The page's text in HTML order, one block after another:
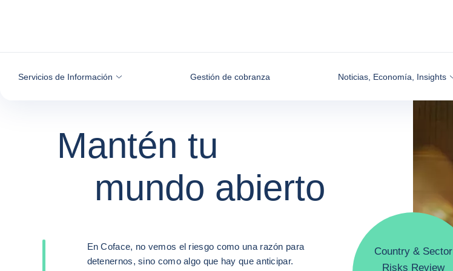
Servicios de Información Gestión de cobranza Noticias, Economía, Insights
Gestión de cobranza
nacional
Mantén tu
mundo abierto
En Coface, no vemos el riesgo como una razón para
detenernos, sino como algo que hay que anticipar.
Country & Sector
Risks Review
La información comercial,
como nunca
Gestión de cobranza
nacional
Mantén tu
mundo abierto
En Coface, no vemos el riesgo como una razón para
detenernos, sino como algo que hay que anticipar.
Country & Sector
Risks Review